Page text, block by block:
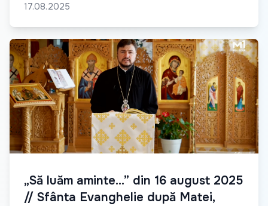
17.08.2025
„Să luăm aminte...” din 16 august 2025
// Sfânta Evanghelie după Matei,